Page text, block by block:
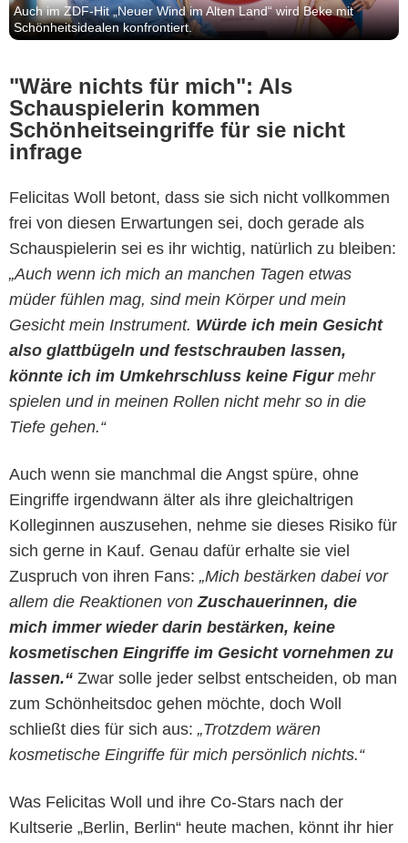
Auch im ZDF-Hit „Neuer Wind im Alten Land“ wird Beke mit
Schönheitsidealen konfrontiert.
"Wäre nichts für mich": Als
Schauspielerin kommen
Schönheitseingriffe für sie nicht
infrage
Felicitas Woll betont, dass sie sich nicht vollkommen
frei von diesen Erwartungen sei, doch gerade als
Schauspielerin sei es ihr wichtig, natürlich zu bleiben:
„Auch wenn ich mich an manchen Tagen etwas
müder fühlen mag, sind mein Körper und mein
Gesicht mein Instrument. Würde ich mein Gesicht
also glattbügeln und festschrauben lassen,
könnte ich im Umkehrschluss keine Figurmehr
spielen und in meinen Rollen nicht mehr so in die
Tiefe gehen.“
Auch wenn sie manchmal die Angst spüre, ohne
Eingriffe irgendwann älter als ihre gleichaltrigen
Kolleginnen auszusehen, nehme sie dieses Risiko für
sich gerne in Kauf. Genau dafür erhalte sie viel
Zuspruch von ihren Fans: „Mich bestärken dabei vor
allem die Reaktionen vonZuschauerinnen, die
mich immer wieder darin bestärken, keine
kosmetischen Eingriffe im Gesicht vornehmen zu
lassen.“ Zwar solle jeder selbst entscheiden, ob man
zum Schönheitsdoc gehen möchte, doch Woll
schließt dies für sich aus: „Trotzdem wären
kosmetische Eingriffe für mich persönlich nichts.“
Was Felicitas Woll und ihre Co-Stars nach der
Kultserie „Berlin, Berlin“ heute machen, könnt ihr hier